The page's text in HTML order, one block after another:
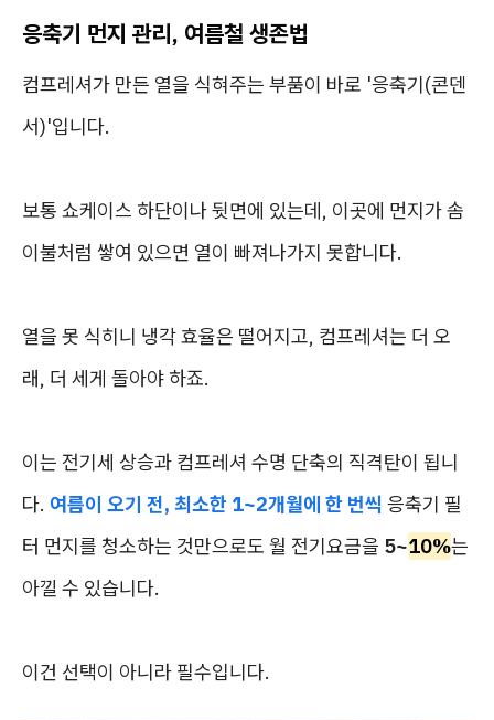
응축기 먼지 관리, 여름철 생존법
컴프레셔가 만든 열을 식혀주는 부품이 바로 '응축기(콘덴
서)'입니다.
보통 쇼케이스 하단이나 뒷면에 있는데, 이곳에 먼지가 솜
이불처럼 쌓여 있으면 열이 빠져나가지 못합니다.
열을 못 식히니 냉각 효율은 떨어지고, 컴프레셔는 더 오
래, 더 세게 돌아야 하죠.
이는 전기세 상승과 컴프레셔 수명 단축의 직격탄이 됩니
다. 여름이 오기 전, 최소한 1~2개월에 한 번씩 응축기 필
터 먼지를 청소하는 것만으로도 월 전기요금을 5~10%는
아낄 수 있습니다.
이건 선택이 아니라 필수입니다.